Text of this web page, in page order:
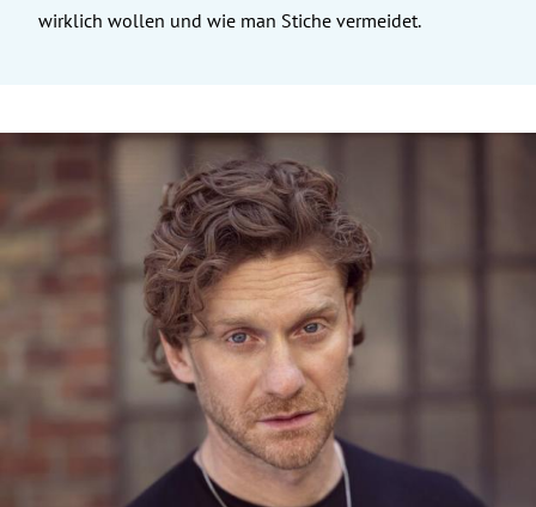
Untermenü
wirklich wollen und wie man Stiche vermeidet.